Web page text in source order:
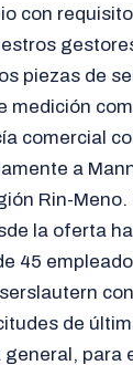
con
piezas de
medición
comercial
a
Rin-
la oferta
45
de
para